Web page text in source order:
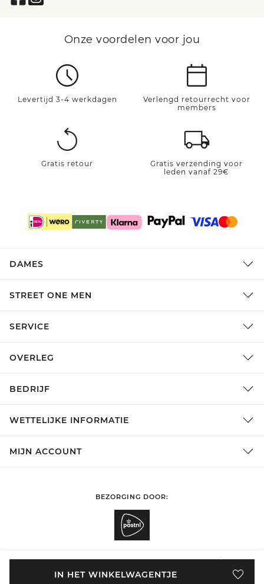
IN HET WINKELWAGENTJE
Onze voordelen voor jou
Levertijd 3-4 werkdagen
Verlengd retourrecht voor
members
Gratis retour
Gratis verzending voor
leden vanaf 29€
DAMES
STREET ONE MEN
SERVICE
OVERLEG
BEDRIJF
WETTELIJKE INFORMATIE
MIJN ACCOUNT
BEZORGING DOOR: